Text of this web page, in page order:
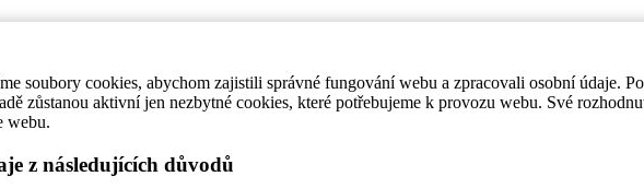
soubory cookies, abychom zajistili správné fungování webu a zpracovali osobní údaje.
zůstanou aktivní jen nezbytné cookies, které potřebujeme k provozu webu. Své
webu.
z následujících důvodů